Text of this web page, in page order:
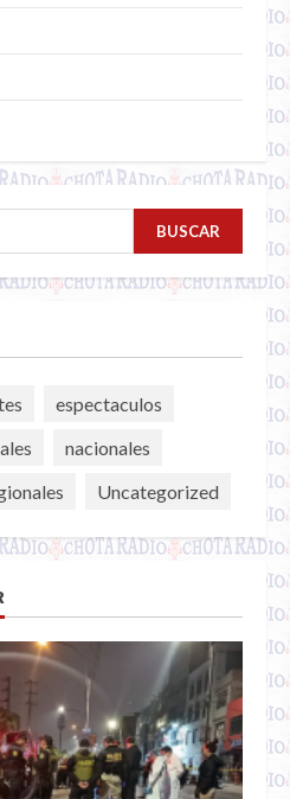
espectaculos
nacionales
Uncategorized